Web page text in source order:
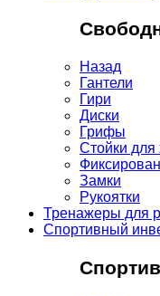
Назад
Гантели
Гири
Диски
Грифы
Стойки для
Замки
Рукоятки
Тренажеры для
Спортивный